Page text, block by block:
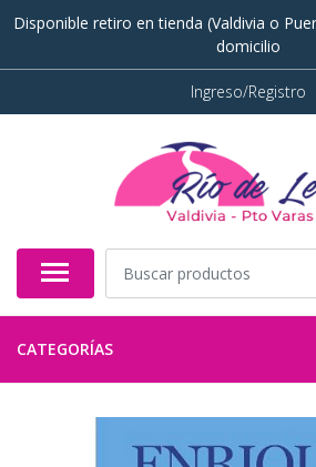
Disponible retiro en tienda (Valdivia o
domicilio
Ingreso/Registro
CATEGORÍAS